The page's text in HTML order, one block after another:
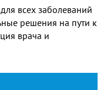
всех заболеваний
решения на пути к
врача и